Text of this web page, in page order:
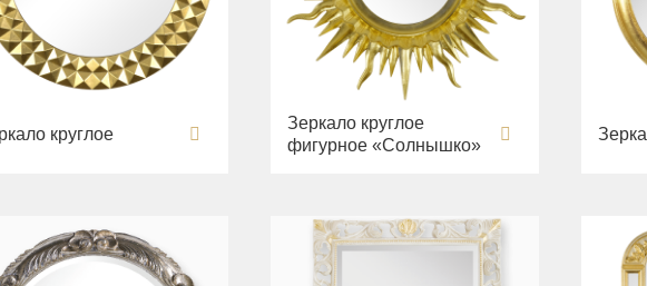
круглое
Зеркало круглое
фигурное «Солнышко»